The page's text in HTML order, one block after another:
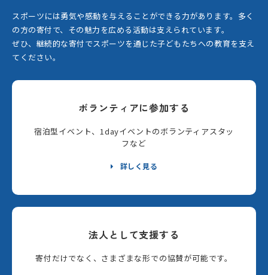
スポーツには勇気や感動を与えることができる力があります。 多く
の方の寄付で、その魅力を広める活動は支えられています。
ぜひ、継続的な寄付でスポーツを通じた子どもたちへの教育を支え
てください。
ボランティアに参加する
宿泊型イベント、1dayイベントのボランティアスタッ
フなど
詳しく見る
法人として支援する
寄付だけでなく、さまざまな形での協賛が可能です。